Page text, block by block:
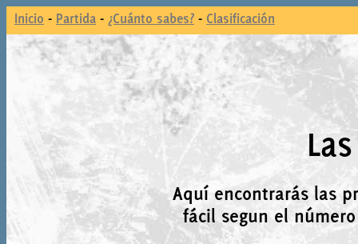
Inicio - Partida - ¿Cuánto sabes? - Clasificación
Aquí encontrarás las
fácil segun el